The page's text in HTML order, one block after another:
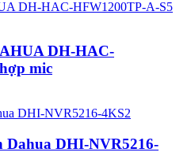
DH-HAC-
mic
Dahua DHI-NVR5216-